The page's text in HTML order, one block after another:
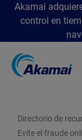
Akamai
control en
Directorio de
Evite el fraude